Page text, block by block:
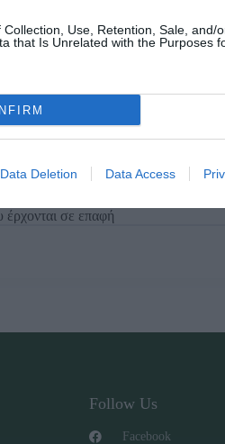
Use, Retention, Sale, and/
that Is Unrelated with the Purposes
Data Deletion Data Access
έρχονται σε επαφή
Follow Us
Facebook